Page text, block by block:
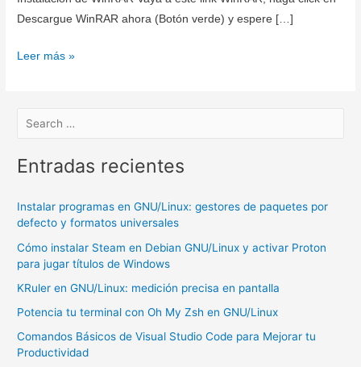
Descargue WinRAR ahora (Botón verde) y espere […]
Descargar
Leer más »
Entradas recientes
Instalar programas en GNU/Linux: gestores de paquetes por
defecto y formatos universales
Cómo instalar Steam en Debian GNU/Linux y activar Proton
para jugar títulos de Windows
KRuler en GNU/Linux: medición precisa en pantalla
Potencia tu terminal con Oh My Zsh en GNU/Linux
Comandos Básicos de Visual Studio Code para Mejorar tu
Productividad